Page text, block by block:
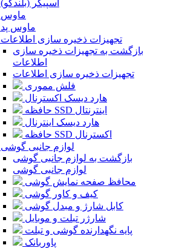
اسپیکر (بلندگو)
ماوس
ماوس پد
تجهیزات ذخیره سازی اطلاعات
بازگشت به تجهیزات ذخیره سازی
اطلاعات
تجهیزات ذخیره سازی اطلاعات
فلش مموری
هارد دیسک اکسترنال
حافظه SSD اینترنتال
هارد دیسک اینترنال
حافظه SSD اکسترنال
لوازم جانبی گوشی
بازگشت به لوازم جانبی گوشی
لوازم جانبی گوشی
محافظ صفحه نمایش گوشی
کیف و کاور گوشی
کابل شارژ و مبدل گوشی
شارژر تبلت و موبایل
پایه نگهدارنده گوشی و تبلت
پاوربانک